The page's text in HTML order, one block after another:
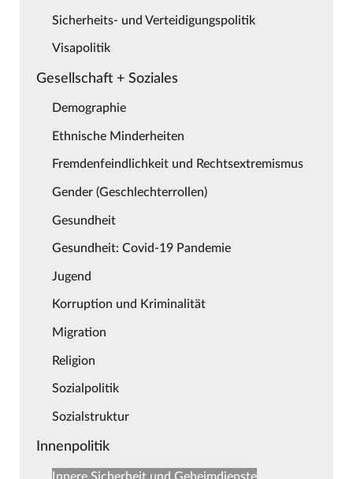
Sicherheits- und Verteidigungspolitik
Visapolitik
Gesellschaft + Soziales
Demographie
Ethnische Minderheiten
Fremdenfeindlichkeit und Rechtsextremismus
Gender (Geschlechterrollen)
Gesundheit
Gesundheit: Covid-19 Pandemie
Jugend
Korruption und Kriminalität
Migration
Religion
Sozialpolitik
Sozialstruktur
Innenpolitik
Innere Sicherheit und Geheimdienste